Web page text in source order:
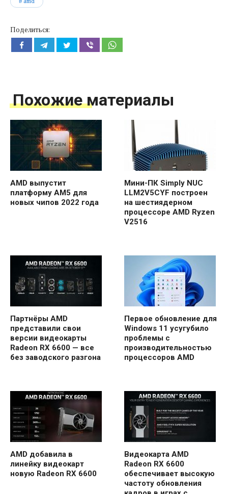
Поделиться:
Похожие материалы
AMD выпустит
платформу AM5 для
новых чипов 2022 года
Мини-ПК Simply NUC
LLM2V5CYF построен
на шестиядерном
процессоре AMD Ryzen
V2516
Партнёры AMD
представили свои
версии видеокарты
Radeon RX 6600 — все
без заводского разгона
Первое обновление для
Windows 11 усугубило
проблемы с
производительностью
процессоров AMD
AMD добавила в
линейку видеокарт
новую Radeon RX 6600
Видеокарта AMD
Radeon RX 6600
обеспечивает высокую
частоту обновления